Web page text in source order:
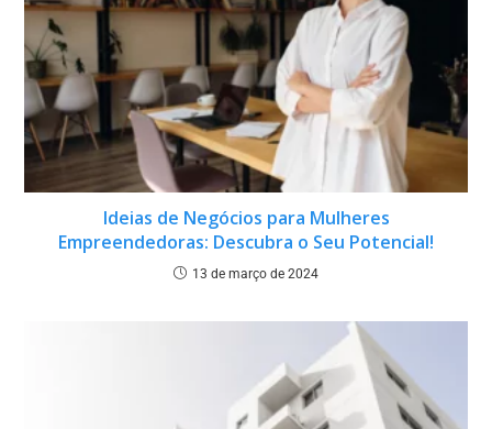
Ideias de Negócios para Mulheres
Empreendedoras: Descubra o Seu Potencial!
13 de março de 2024